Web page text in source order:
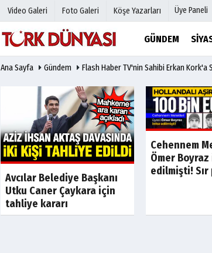
Video Galeri Foto Galeri Köşe Yazarları Üye Paneli
GÜNDEM
Hava Durumu
Gazete Manşetleri
Anketler
Biyografiler
Ana Sayfa Gündem Flash Haber TV'nin Sahibi Erkan Kork'a
Son Dakika
Avcılar Belediye Başkanı
Utku Caner Çaykara için
tahliye kararı
Cehennem
Ömer
edilmişti! Sır